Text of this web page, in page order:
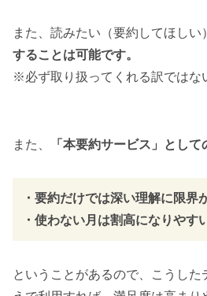
また、読みたい（要約してほしい
することは可能です。
※必ず取り扱ってくれる訳ではな
また、 「本要約サービス」として
・要約だけでは深い理解に限界
・使わない月は割高になりやす
ということがあるので、こうした